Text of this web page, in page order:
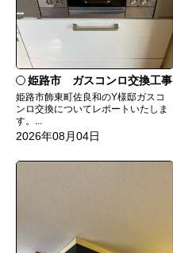
姫路市 ガスコンロ交換工事
姫路市飾東町佐良和のY様邸ガスコ
ンロ交換についてレポートいたしま
す。...
2026年08月04日